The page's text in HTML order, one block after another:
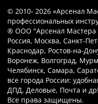
© 2010- 2026 «Арсенал
профессиональных
® ООО "Арсенал Мастера
Россия, Москва, Санкт-
Краснодар, Ростов-на-
Воронеж, Волгоград,
Челябинск, Самара,
все города России:
ДПД, Деловые, Почта и др!
Все права защищены.